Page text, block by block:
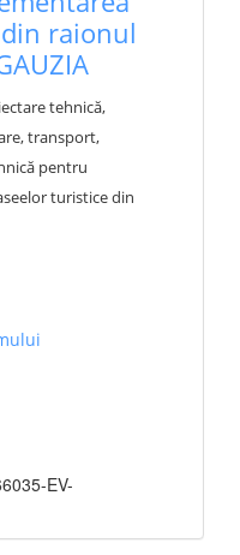
raionul
tehnică,
transport,
pentru
turistice din
EV-